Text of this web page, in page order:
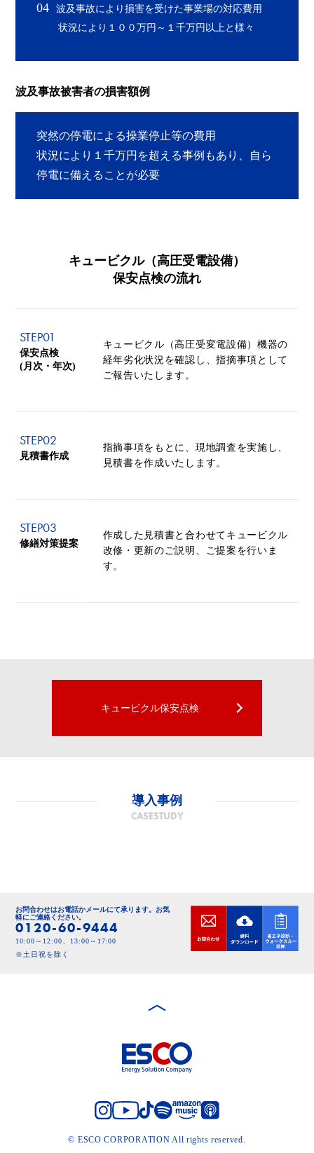
04
波及事故により損害を受けた事業場の対応費用
状況により１００万円～１千万円以上と様々
波及事故被害者の損害額例
突然の停電による操業停止等の費用
状況により１千万円を超える事例もあり、自ら
停電に備えることが必要
キュービクル（高圧受電設備）
保安点検の流れ
STEP01
保安点検
(月次・年次)
キュービクル（高圧受変電設備）機器の
経年劣化状況を確認し、指摘事項として
ご報告いたします。
STEP02
見積書作成
指摘事項をもとに、現地調査を実施し、
見積書を作成いたします。
STEP03
修繕対策提案
作成した見積書と合わせてキュービクル
改修・更新のご説明、ご提案を行いま
す。
キュービクル保安点検
導入事例
CASESTUDY
お問合わせはお電話かメールにて承ります。 お気
軽にご連絡ください。
0120-60-9444
10:00～12:00、13:00～17:00
※土日祝を除く
© ESCO CORPORATION All rights reserved.